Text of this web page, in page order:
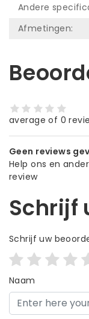
Andere
Afmetingen:
average of 0
Geen reviews
Help ons en
review
Schrijf
Schrijf uw
Naam